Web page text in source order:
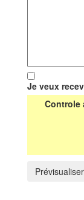
Je veux
Controle